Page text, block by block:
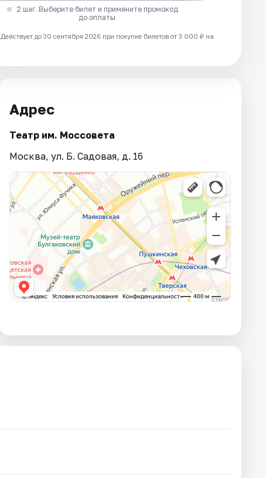
2 шаг. Выберите билет и примените промокод
до оплаты
Действует до 30 сентября 2026 при покупке билетов от 3 000 ₽ на
Адрес
Театр им. Моссовета
Москва, ул. Б. Садовая, д. 16